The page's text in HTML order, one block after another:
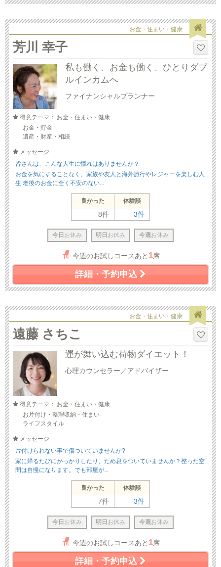
お金・住まい・健康
芳川 幸子
私も働く、お金も働く、ひとりダブ
ルインカムへ
ファイナンシャルプランナー
得意テーマ： お金・住まい・健康
お金・貯金
遺産・財産・相続
メッセージ
皆さんは、こんな人生に憧れはありませんか？
お金を気にすることなく、家族や友人と海外旅行やレジャーを楽しむ人
生 老後のお金に全く不安のない...
良かった 体験談
8件 3件
今日 お休み 明日 お休み 今週 お休み
今週のお試しコースあと 1席
詳細・予約申込
お金・住まい・健康
遠藤 さちこ
運が舞い込む荷物ダイエット！
心理カウンセラー／アドバイザー
得意テーマ： お金・住まい・健康
お片付け・整理収納・住まい
ライフスタイル
メッセージ
片付けられない事で傷ついていませんか?
家に帰るたびにがっかりしたり、ため息をついていませんか？整った空
間は自慢になります。でも部屋が...
良かった 体験談
7件 3件
今日 お休み 明日 お休み 今週 お休み
今週のお試しコースあと 1席
詳細・予約申込